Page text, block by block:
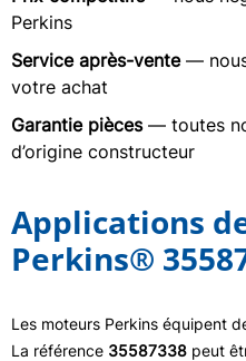
Perkins
Service après-vente— nous
votre achat
Garantie pièces— toutes
d’origine constructeur
Applications
Perkins®
Les moteurs Perkins équipent
La référence 35587338 peut